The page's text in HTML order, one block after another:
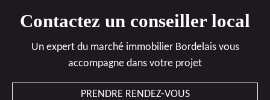
Contactez un conseiller local
Un expert du marché immobilier Bordelais vous
accompagne dans votre projet
PRENDRE RENDEZ-VOUS